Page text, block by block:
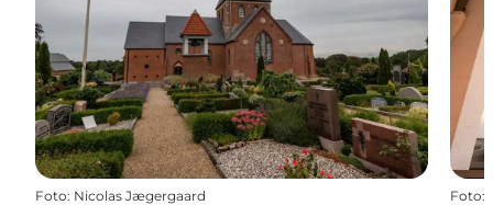
Foto: Nicolas Jægergaard Foto: